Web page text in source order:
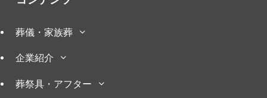
葬儀・家族葬
企業紹介
葬祭具・アフター